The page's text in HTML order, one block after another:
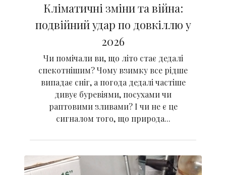
Кліматичні зміни та війна:
подвійний удар по довкіллю у
2026
Чи помічали ви, що літо стає дедалі
спекотнішим? Чому взимку все рідше
випадає сніг, а погода дедалі частіше
дивує буревіями, посухами чи
раптовими зливами? І чи не є це
сигналом того, що природа...